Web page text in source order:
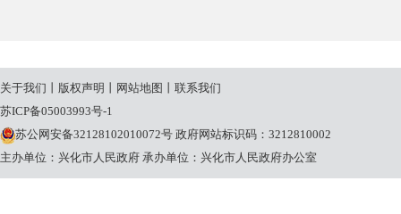
关于我们 版权声明 网站地图
联系我们
苏ICP备05003993号-1
苏公网安备32128102010072号 政府网站标识码：3212810002
主办单位：兴化市人民政府 承办单位：兴化市人民政府办公室